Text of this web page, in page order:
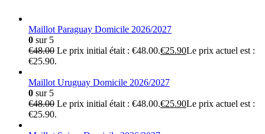
Maillot Paraguay Domicile 2026/2027
0 sur 5
€48.00 Le prix initial était : €48.00.€25.90Le prix actuel est :
€25.90.
Maillot Uruguay Domicile 2026/2027
0 sur 5
€48.00 Le prix initial était : €48.00.€25.90Le prix actuel est :
€25.90.